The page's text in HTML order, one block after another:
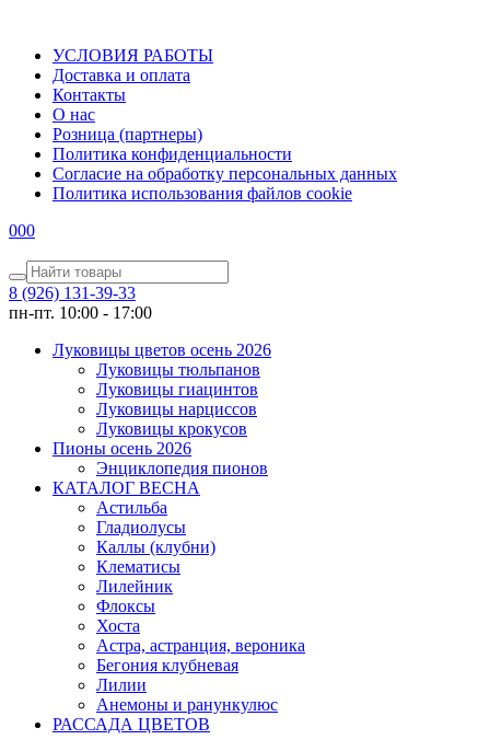
УСЛОВИЯ РАБОТЫ
Доставка и оплата
Контакты
О наc
Розница (партнеры)
Политика конфиденциальности
Согласие на обработку персональных данных
Политика использования файлов сookie
000
8 (926) 131-39-33
пн-пт. 10:00 - 17:00
Луковицы цветов осень 2026
Луковицы тюльпанов
Луковицы гиацинтов
Луковицы нарциссов
Луковицы крокусов
Пионы осень 2026
Энциклопедия пионов
КАТАЛОГ ВЕСНА
Астильба
Гладиолусы
Каллы (клубни)
Клематисы
Лилейник
Флоксы
Хоста
Астра, астранция, вероника
Бегония клубневая
Лилии
Анемоны и ранункулюс
РАССАДА ЦВЕТОВ